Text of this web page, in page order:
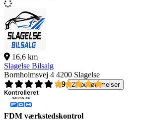
16,6 km
Slagelse Bilsalg
Bornholmsvej 4 4200 Slagelse
4,9
23 bedømmelser
FDM værkstedskontrol